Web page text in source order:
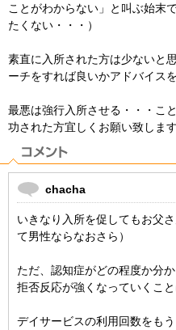
ことがわからない」と叫ぶ始末
たくない・・・）
素直に入所された方は少ないと
ーチをすれば良いかアドバイス
最悪は強行入所させる・・・こ
功された方宜しくお願い致します
chacha
いきなり入所を促してもお父
て男性ならなおさら）
ただ、認知症がどの程度か分
拒否反応が強くなっていくこと
デイサービスの利用回数をも